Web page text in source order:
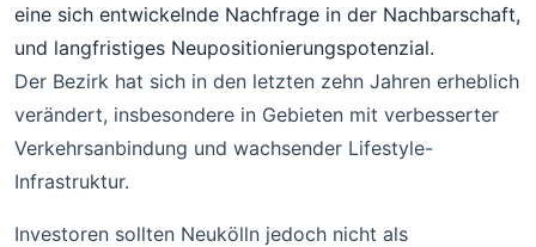
eine sich entwickelnde Nachfrage in der Nachbarschaft,
und langfristiges Neupositionierungspotenzial.
Der Bezirk hat sich in den letzten zehn Jahren erheblich
verändert, insbesondere in Gebieten mit verbesserter
Verkehrsanbindung und wachsender Lifestyle-
Infrastruktur.
Investoren sollten Neukölln jedoch nicht als